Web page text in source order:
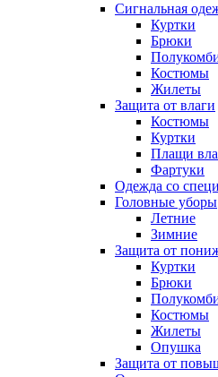
Сигнальная
Куртки
Брюки
Костюмы
Жилеты
Защита от влаги
Костюмы
Куртки
Плащи
Фартуки
Одежда со
Головные уборы
Летние
Зимние
Защита от
Куртки
Брюки
Костюмы
Жилеты
Опушка
Защита от